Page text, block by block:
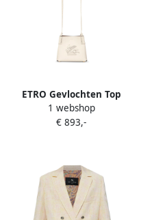
ETRO Gevlochten Top
Handvat Beige Leren Tas
Beige Dames
1 webshop
€ 893,-